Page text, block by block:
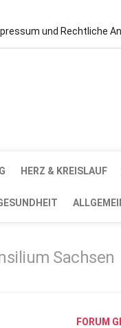
und Rechtliche
HERZ & KREISLAUF
Sachsen
FORUM